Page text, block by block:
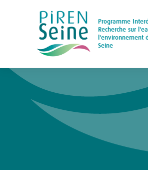
Aller
Programme
Recherche sur
l'environnement
Seine
Main
navigation